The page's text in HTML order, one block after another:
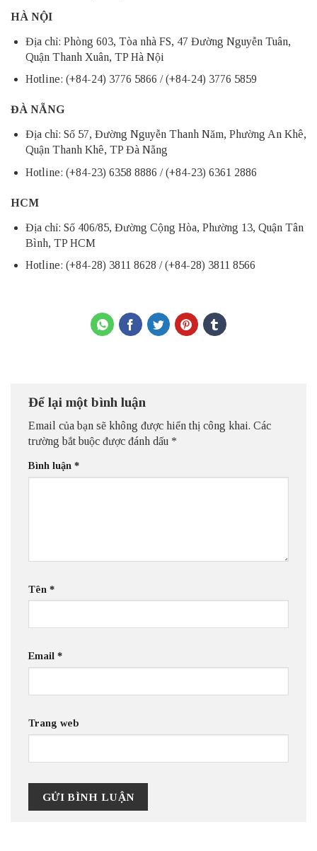
HÀ NỘI
Địa chỉ: Phòng 603, Tòa nhà FS, 47 Đường Nguyễn Tuân,
Quận Thanh Xuân, TP Hà Nội
Hotline: (+84-24) 3776 5866 / (+84-24) 3776 5859
ĐÀ NẴNG
Địa chỉ: Số 57, Đường Nguyễn Thanh Năm, Phường An Khê,
Quận Thanh Khê, TP Đà Nẵng
Hotline: (+84-23) 6358 8886 / (+84-23) 6361 2886
HCM
Địa chỉ: Số 406/85, Đường Cộng Hòa, Phường 13, Quận Tân
Bình, TP HCM
Hotline: (+84-28) 3811 8628 / (+84-28) 3811 8566
Để lại một bình luận
Email của bạn sẽ không được hiển thị công khai. Các
trường bắt buộc được đánh dấu *
Bình luận *
Tên *
Email *
Trang web